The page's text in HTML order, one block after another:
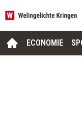
ECONOMIE